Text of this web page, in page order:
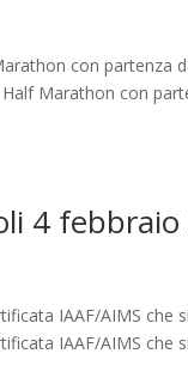
con partenza
Marathon con
4 febbraio
IAAF/AIMS
IAAF/AIMS che